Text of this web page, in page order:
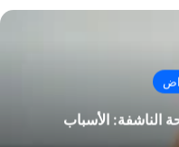
الناشفة: الأسباب